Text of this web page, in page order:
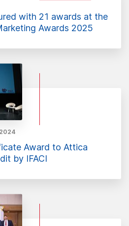
with 21 awards at the
Awards 2025
Award to Attica
by IFACI